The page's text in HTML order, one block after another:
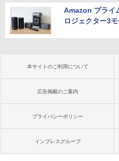
Amazon プライ
ロジェクター3
本サイトのご利用について
広告掲載のご案内
プライバシーポリシー
インプレスグループ